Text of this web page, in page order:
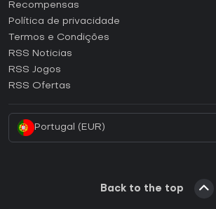
Como ativar uma CD Key Steam?
Como ativar uma CD Key Epic Games?
Como ativar uma CD Key GOG?
Como ativar uma CD Key Ubisoft Connect?
Recompensas
Política de privacidade
Termos e Condições
RSS Noticias
RSS Jogos
RSS Ofertas
Portugal (EUR)
Back to the top